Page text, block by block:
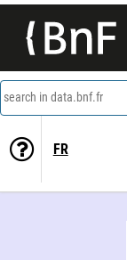
search in data.bnf.fr
FR